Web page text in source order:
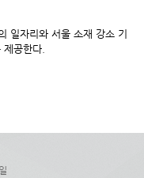
일자리와 서울 소재 강소 기
공한다.